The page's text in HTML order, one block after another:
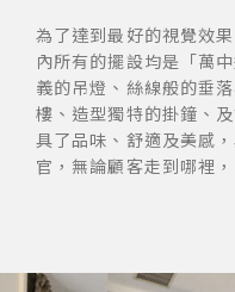
為了達到最好的視覺效
內所有的擺設均是「萬
義的吊燈、絲線般的垂
樓、造型獨特的掛鐘、
具了品味、舒適及美感
官，無論顧客走到哪裡